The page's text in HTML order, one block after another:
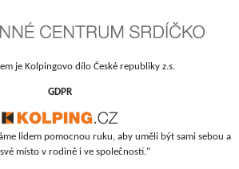
je Kolpingovo dílo České republiky z.s.
GDPR
lidem pomocnou ruku, aby uměli být sami sebou a
místo v rodině i ve společnosti."